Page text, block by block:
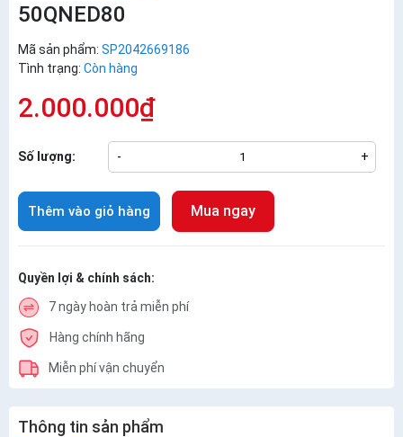
50QNED80
Mã sản phẩm: SP2042669186
Tình trạng: Còn hàng
2.000.000₫
Số lượng: - +
Thêm vào giỏ hàng Mua ngay
Quyền lợi & chính sách:
7 ngày hoàn trả miễn phí
Hàng chính hãng
Miễn phí vận chuyển
Thông tin sản phẩm